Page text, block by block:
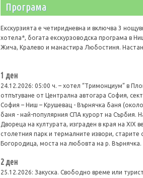
Програма
Екскурзията е четиридневна и включва 3
хотела*, богата екскурзоводска програма в
Жича, Кралево и манастира Любостиня.
1 ден
24.12.2026: 05:00 ч. – хотел “Тримонциум” в
отпътуване от Централна автогара София,
София – Ниш – Крушевац - Върнячка баня
баня - най-популярния СПА курорт на Сърбия.
Двореца на културата, изграден в края на XIX
столетния парк и термалните извори,
Богородица, моста на любовта на р.
2 ден
25.12.2026: Закуска. Свободно време или